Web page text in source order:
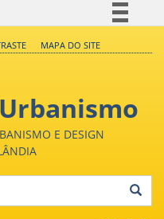
Acesso à informação
Legislação
MAPA DO SITE
E DESIGN